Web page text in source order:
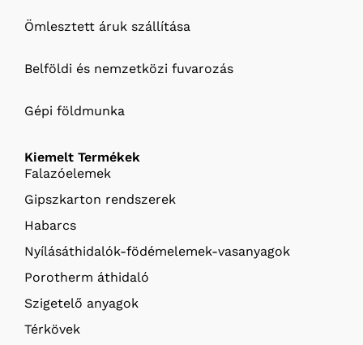
Ömlesztett áruk szállítása
Belföldi és nemzetközi fuvarozás
Gépi földmunka
Kiemelt Termékek
Falazóelemek
Gipszkarton rendszerek
Habarcs
Nyílásáthidalók-födémelemek-vasanyagok
Porotherm áthidaló
Szigetelő anyagok
Térkövek